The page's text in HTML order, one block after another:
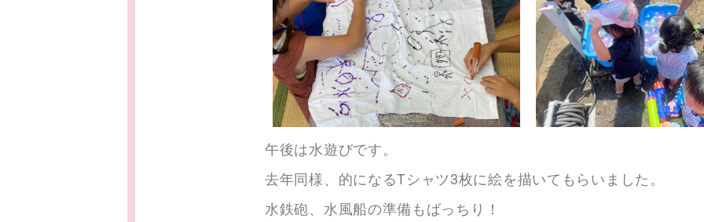
午後は水遊びです。
去年同様、的になるTシャツ3枚に絵を描いてもらいました。
水鉄砲、水風船の準備もばっちり！